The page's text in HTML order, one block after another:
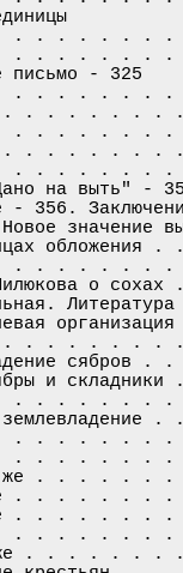
. . . . . . . .
. . . . . . . . .
письмо - 325
. . . . . . . .
. . . . . . . . .
. . . . . . . .
. . . . . . . .
. . . . . . . .
на выть" -
- 356.
значение
. . . . . . . .
и
Литература
. . . . . . . .
Сябры и
. . . .
же . . . . . .
. . . . . . . .
о том же . .
же . . . .
том же . . .
же . . . . . .
том же . . .